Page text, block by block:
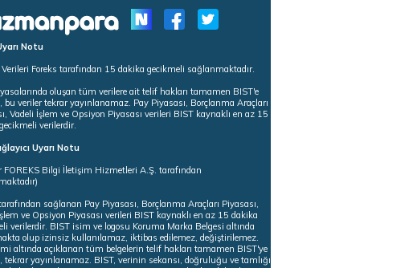
Notu
Foreks tarafından 15 dakika gecikmeli sağlanmaktadır.
oluşan tüm verilere ait telif hakları tamamen BIST'e
bu veriler tekrar yayınlanamaz. Pay Piyasası, Borçlanma Araçları
Vadeli İşlem ve Opsiyon Piyasası verileri BIST kaynaklı en az 15
verilerdir.
Uyarı Notu
FOREKS Bilgi İletişim Hizmetleri A.Ş. tarafından
sağlanan Pay Piyasası, Borçlanma Araçları Piyasası,
ve Opsiyon Piyasası verileri BIST kaynaklı en az 15 dakika
verilerdir. BIST isim ve logosu Koruma Marka Belgesi altında
olup izinsiz kullanılamaz, iktibas edilemez, değiştirilemez.
altında açıklanan tüm belgelerin telif hakları tamamen BIST'ye
tekrar yayınlanamaz. BIST, verinin sekansı, doğruluğu ve tamlığı